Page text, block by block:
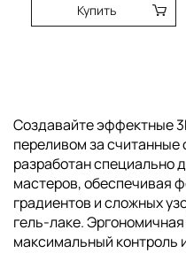
Купить
Создавайте эффектные
переливом за
разработан специально
мастеров, обеспечивая
градиентов и сложных
гель-лаке.
максимальный контроль